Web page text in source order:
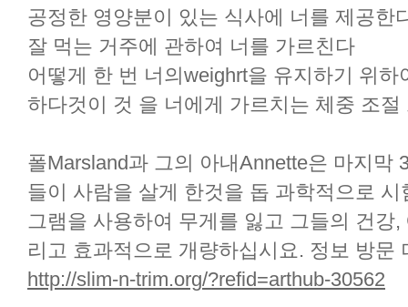
공정한 영양분이 있는 식사에 너를 제공한
잘 먹는 거주에 관하여 너를 가르친다
어떻게 한 번 너의weighrt을 유지하기 위
하다것이 것 을 너에게 가르치는 체중 조
폴Marsland과 그의 아내Annette은 마지막
들이 사람을 살게 한것을 돕 과학적으로
그램을 사용하여 무게를 잃고 그들의 건강
리고 효과적으로 개량하십시요. 정보 방문
http://slim-n-trim.org/?refid=arthub-30562